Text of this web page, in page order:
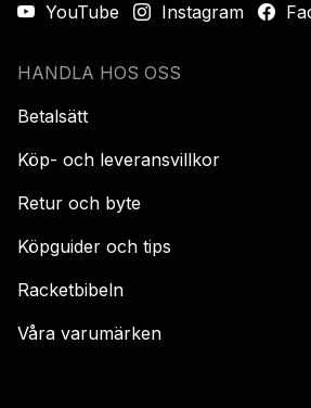
YouTube
Instagram
HANDLA HOS OSS
Betalsätt
Köp- och leveransvillkor
Retur och byte
Köpguider och tips
Racketbibeln
Våra varumärken